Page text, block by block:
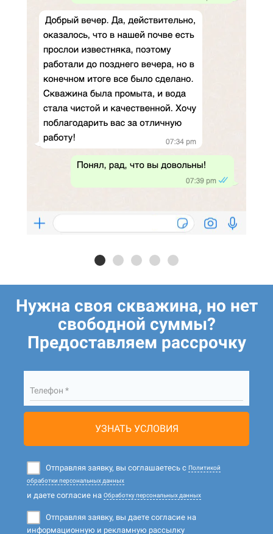
Нужна своя скважина, но нет
свободной суммы?
Предоставляем рассрочку
Телефон *
УЗНАТЬ УСЛОВИЯ
Отправляя заявку, вы соглашаетесь с Политикой
обработки персональных данных
и даете согласие на Обработку персональных данных
Отправляя заявку, вы даете согласие на
информационную и рекламную рассылку